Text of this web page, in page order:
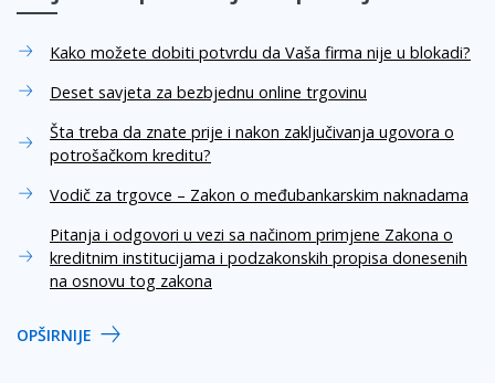
Kako možete dobiti potvrdu da Vaša firma nije u blokadi?
Deset savjeta za bezbjednu online trgovinu
Šta treba da znate prije i nakon zaključivanja ugovora o
potrošačkom kreditu?
Vodič za trgovce – Zakon o međubankarskim naknadama
Pitanja i odgovori u vezi sa načinom primjene Zakona o
kreditnim institucijama i podzakonskih propisa donesenih
na osnovu tog zakona
OPŠIRNIJE